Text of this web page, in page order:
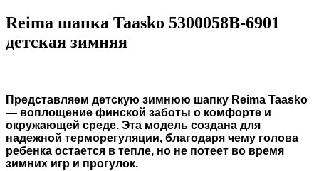
Reima шапка Taasko 5300058B-6901
детская зимняя
Представляем детскую зимнюю шапку Reima Taasko
— воплощение финской заботы о комфорте и
окружающей среде. Эта модель создана для
надежной терморегуляции, благодаря чему голова
ребенка остается в тепле, но не потеет во время
зимних игр и прогулок.